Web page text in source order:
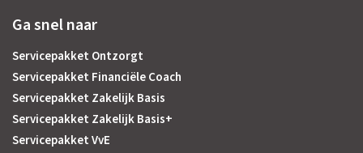
Ga snel naar
Servicepakket Ontzorgt
Servicepakket Financiële Coach
Servicepakket Zakelijk Basis
Servicepakket Zakelijk Basis+
Servicepakket VvE